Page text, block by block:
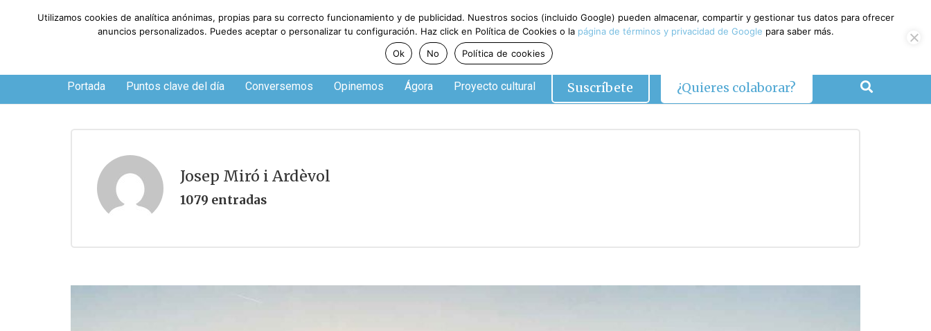
Viernes, 7 de agosto de 2026
Portada Puntos clave del día Conversemos Opinemos Ágora Proyecto cultural Suscríbete ¿Quieres colaborar?
Josep Miró i Ardèvol
1079 entradas
Utilizamos cookies de analítica anónimas, propias para su correcto funcionamiento y de publicidad. Nuestros socios (incluido Google) pueden almacenar, compartir y gestionar tus datos para ofrecer
anuncios personalizados. Puedes aceptar o personalizar tu configuración. Haz click en Política de Cookies o la página de términos y privacidad de Google para saber más.
Ok
No Política de cookies